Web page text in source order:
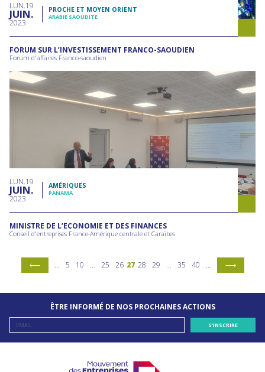
LUN 19
JUIN
2023
PROCHE ET MOYEN ORIENT
ARABIE SAOUDITE
FORUM SUR L’INVESTISSEMENT FRANCO-SAOUDIEN
Forum d'affaires Franco-saoudien
LUN 19
JUIN
2023
AMÉRIQUES
PANAMA
MINISTRE DE L’ECONOMIE ET DES FINANCES
Conseil d'entreprises France-Amérique centrale et Caraïbes
… 5 10 … 25 26 27 28 29 … 35 40 …
ÊTRE INFORMÉ DE NOS PROCHAINES ACTIONS